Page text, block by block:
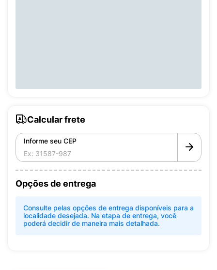
Calcular frete
Informe seu CEP
Opções de entrega
Consulte pelas opções de entrega disponíveis para a
localidade desejada. Na etapa de entrega, você
poderá decidir de maneira mais detalhada.